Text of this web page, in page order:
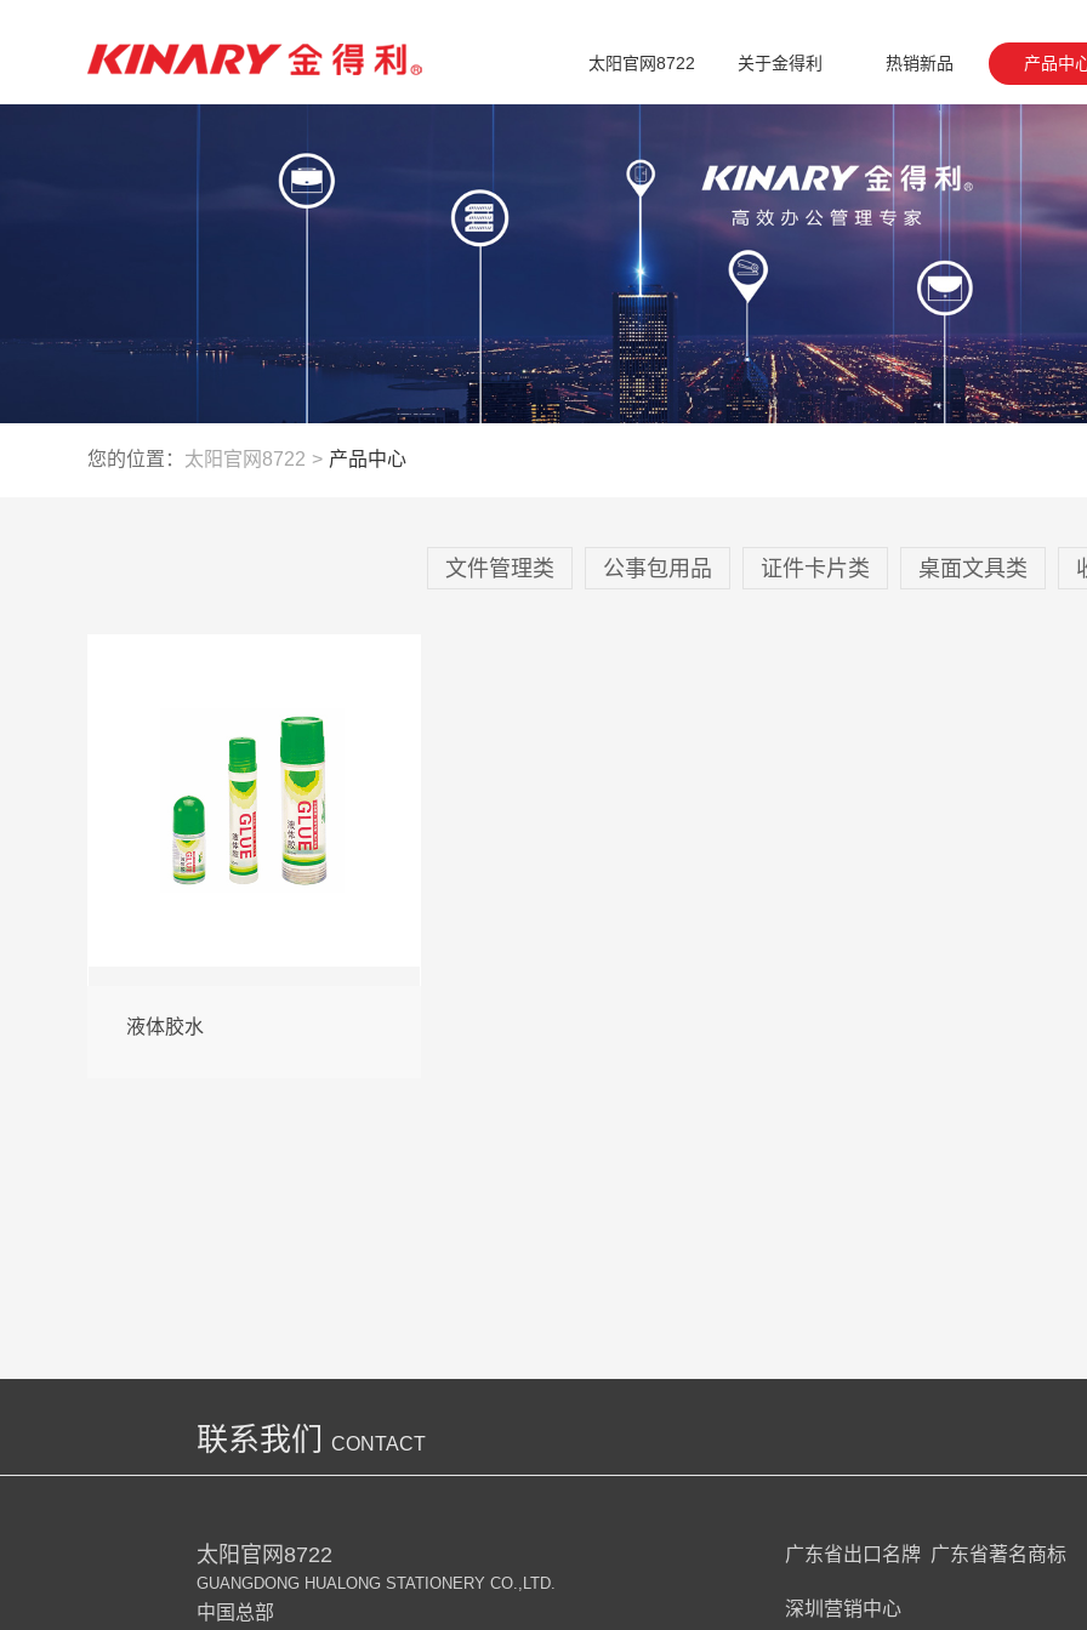
太阳官网8722 关于金得利 热销新品 产品中
您的位置： 太阳官网8722 > 产品中心
文件管理类 公事包用品 证件卡片类 桌面文具类
液体胶水
联系我们 CONTACT
太阳官网8722
GUANGDONG HUALONG STATIONERY CO.,LTD.
中国总部
广东省出口名牌 广东省著名商标
深圳营销中心